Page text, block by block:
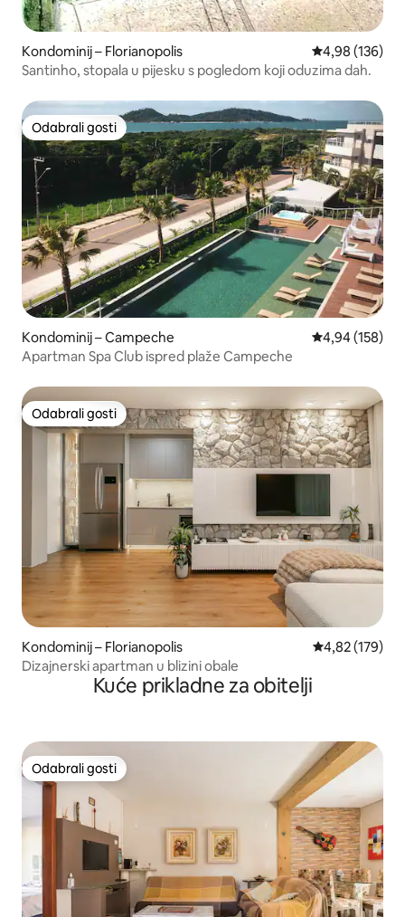
Kondominij – Florianopolis Prosječna
4,98 (136)
Santinho, stopala u pijesku s pogledom koji oduzima dah.
Odabrali gosti
Odabrali gosti
Kondominij – Campeche Prosječna
4,94 (158)
Apartman Spa Club ispred plaže Campeche
Odabrali gosti
Odabrali gosti
Kondominij – Florianopolis Prosječna
4,82 (179)
Dizajnerski apartman u blizini obale
Kuće prikladne za obitelji
Odabrali gosti
Odabrali gosti